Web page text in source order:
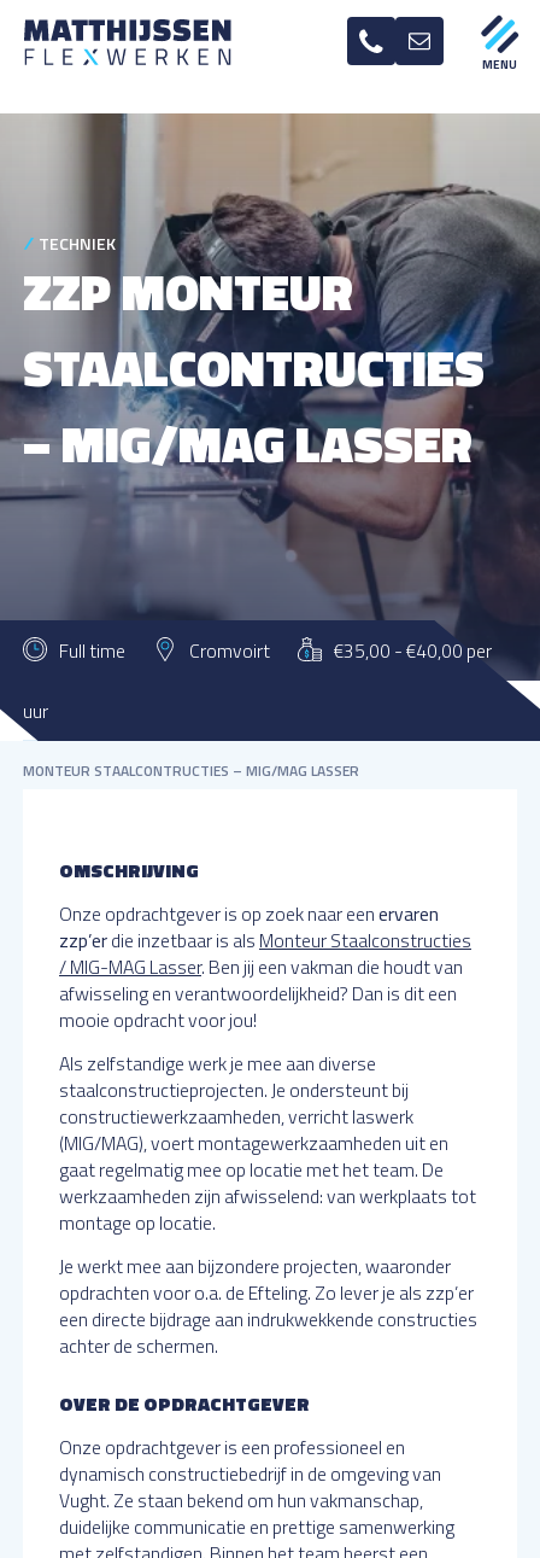
TECHNIEK
ZZP MONTEUR
STAALCONTRUCTIES
– MIG/MAG LASSER
Full time Cromvoirt €35,00 - €40,00 per
uur
MATTHIJSSEN FLEXWERKEN
MONTEUR STAALCONTRUCTIES – MIG/MAG LASSER
OMSCHRIJVING
Onze opdrachtgever is op zoek naar eenervaren
zzp’erdie inzetbaar is als Monteur Staalconstructies
/ MIG-MAG Lasser. Ben jij een vakman die houdt van
afwisseling en verantwoordelijkheid? Dan is dit een
mooie opdracht voor jou!
Als zelfstandige werk je mee aan diverse
staalconstructieprojecten. Je ondersteunt bij
constructiewerkzaamheden, verricht laswerk
(MIG/MAG), voert montagewerkzaamheden uit en
gaat regelmatig mee op locatie met het team. De
werkzaamheden zijn afwisselend: van werkplaats tot
montage op locatie.
Je werkt mee aan bijzondere projecten, waaronder
opdrachten voor o.a. de Efteling. Zo lever je als zzp’er
een directe bijdrage aan indrukwekkende constructies
achter de schermen.
OVER DE OPDRACHTGEVER
Onze opdrachtgever is een professioneel en
dynamisch constructiebedrijf in de omgeving van
Vught. Ze staan bekend om hun vakmanschap,
duidelijke communicatie en prettige samenwerking